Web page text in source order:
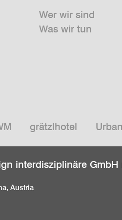
Wer wir sind
Was wir tun
grätzlhotel
interdisziplinäre GmbH
Austria